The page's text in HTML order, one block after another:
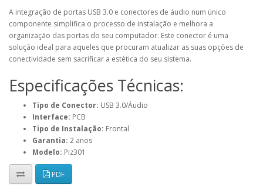
A integração de portas USB 3.0 e conectores de áudio num único
componente simplifica o processo de instalação e melhora a
organização das portas do seu computador. Este conector é uma
solução ideal para aqueles que procuram atualizar as suas opções de
conectividade sem sacrificar a estética do seu sistema.
Especificações Técnicas:
Tipo de Conector: USB 3.0/Áudio
Interface: PCB
Tipo de Instalação: Frontal
Garantia: 2 anos
Modelo: Piz301
PDF